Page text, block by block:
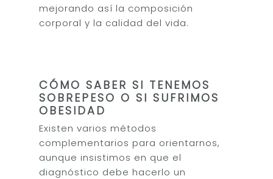
mejorando así la composición
corporal y la calidad del vida.
CÓMO SABER SI TENEMOS
SOBREPESO O SI SUFRIMOS
OBESIDAD
Existen varios métodos
complementarios para orientarnos,
aunque insistimos en que el
diagnóstico debe hacerlo un